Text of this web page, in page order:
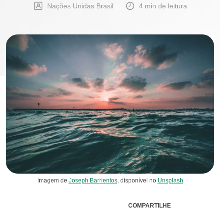
Nações Unidas Brasil 4 min de leitura
Imagem de Joseph Barrientos, disponível no Unsplash
COMPARTILHE